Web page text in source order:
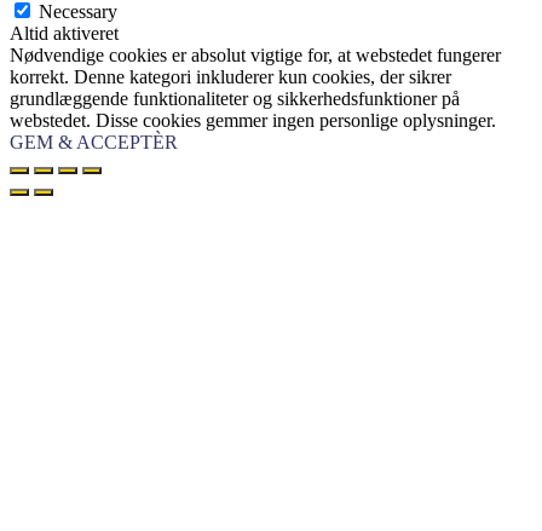
Necessary
Altid aktiveret
Nødvendige cookies er absolut vigtige for, at webstedet fungerer
korrekt. Denne kategori inkluderer kun cookies, der sikrer
grundlæggende funktionaliteter og sikkerhedsfunktioner på
webstedet. Disse cookies gemmer ingen personlige oplysninger.
GEM & ACCEPTÈR